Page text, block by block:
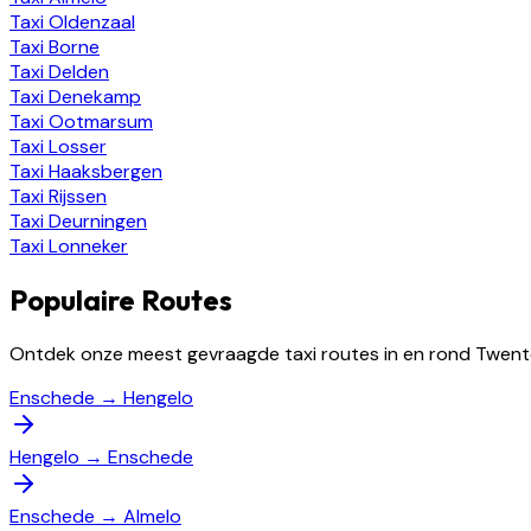
TaxiOldenzaal
TaxiBorne
TaxiDelden
TaxiDenekamp
TaxiOotmarsum
TaxiLosser
TaxiHaaksbergen
TaxiRijssen
TaxiDeurningen
TaxiLonneker
Populaire Routes
Ontdek onze meest gevraagde taxi routes in en rond
Enschede → Hengelo
Hengelo → Enschede
Enschede → Almelo